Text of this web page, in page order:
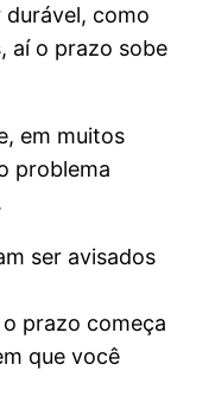
como
aí o prazo sobe
em muitos
problema
ser avisados
prazo começa
que você